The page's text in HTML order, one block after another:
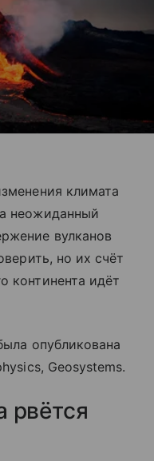
климата
неожиданный
вулканов
но их счёт
континента идёт
опубликована
Geosystems.
рвётся